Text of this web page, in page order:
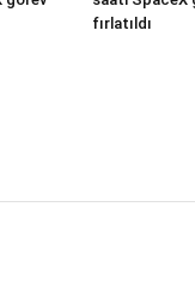
fırlatıldı